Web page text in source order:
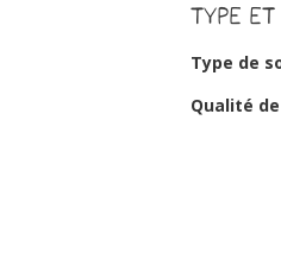
Type
Type de
Qualité